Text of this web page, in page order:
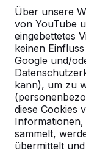
Über unsere
von YouTube
eingebettetes
keinen
Google und/
kann), um zu
diese Cookies
Informationen,
sammelt,
übermittelt
Zie ook
OT